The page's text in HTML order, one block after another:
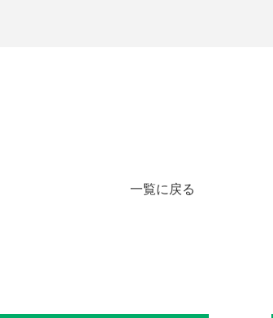
一覧に戻る